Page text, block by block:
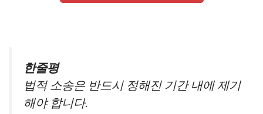
한줄평
법적 소송은 반드시 정해진 기간 내에 제기
해야 합니다.